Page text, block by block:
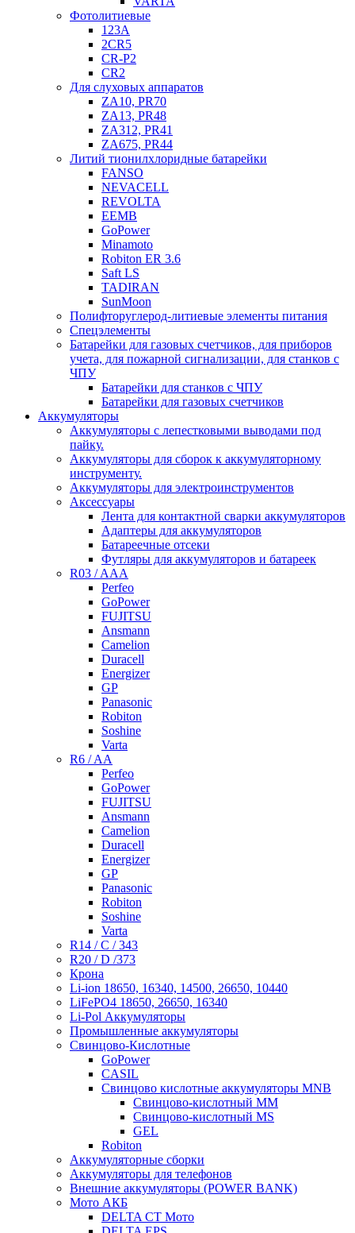
Фотолитиевые
123A
2CR5
CR-P2
CR2
Для слуховых аппаратов
ZA10, PR70
ZA13, PR48
ZA312, PR41
ZA675, PR44
Литий тионилхлоридные батарейки
FANSO
NEVACELL
REVOLTA
EEMB
GoPower
Minamoto
Robiton ER 3.6
Saft LS
TADIRAN
SunMoon
Полифторуглерод-литиевые элементы питания
Спецэлементы
Батарейки для газовых счетчиков, для приборов
учета, для пожарной сигнализации, для станков с
ЧПУ
Батарейки для станков с ЧПУ
Батарейки для газовых счетчиков
Аккумуляторы
Аккумуляторы с лепестковыми выводами под
пайку.
Аккумуляторы для сборок к аккумуляторному
инструменту.
Аккумуляторы для электроинструментов
Аксессуары
Лента для контактной сварки аккумуляторов
Адаптеры для аккумуляторов
Батареечные отсеки
Футляры для аккумуляторов и батареек
R03 / AAA
Perfeo
GoPower
FUJITSU
Ansmann
Camelion
Duracell
Energizer
GP
Panasonic
Robiton
Soshine
Varta
R6 / AA
Perfeo
GoPower
FUJITSU
Ansmann
Camelion
Duracell
Energizer
GP
Panasonic
Robiton
Soshine
Varta
R14 / C / 343
R20 / D /373
Крона
Li-ion 18650, 16340, 14500, 26650, 10440
LiFePO4 18650, 26650, 16340
Li-Pol Аккумуляторы
Промышленные аккумуляторы
Свинцово-Кислотные
GoPower
CASIL
Свинцово кислотные аккумуляторы MNB
Cвинцово-кислотный MM
Cвинцово-кислотный MS
GEL
Robiton
Аккумуляторные сборки
Аккумуляторы для телефонов
Внешние аккумуляторы (POWER BANK)
Мото АКБ
DELTA CT Мото